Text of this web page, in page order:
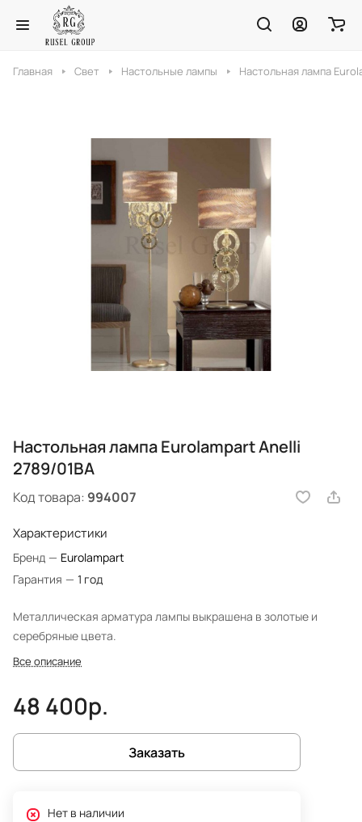
Главная Свет Настольные лампы Настольная лампа
Настольная лампа Eurolampart Anelli
2789/01BA
Код товара: 994007
Характеристики
Бренд — Eurolampart
Гарантия — 1 год
Металлическая арматура лампы выкрашена в золотые и
серебряные цвета.
Все описание
48 400р.
Заказать
Нет в наличии